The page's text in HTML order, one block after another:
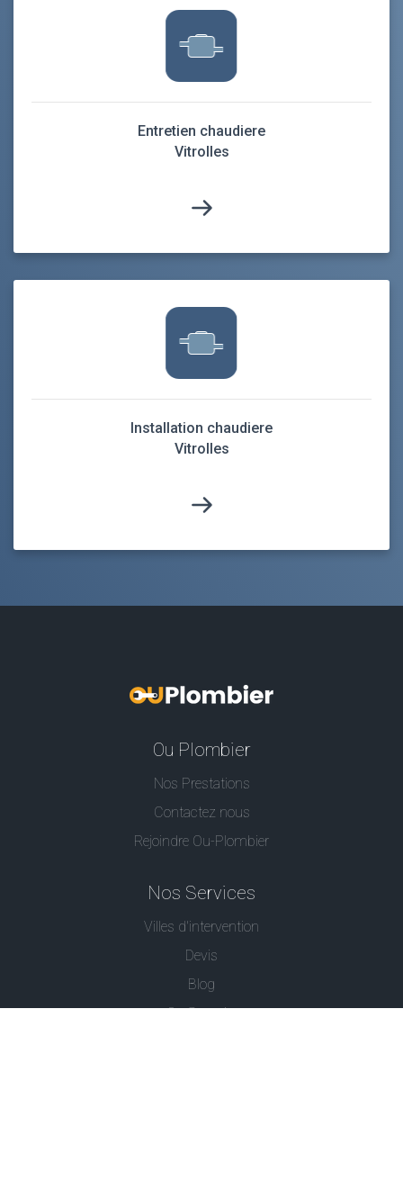
Entretien chaudiere
Vitrolles
Installation chaudiere
Vitrolles
Ou Plombier
Nos Prestations
Contactez nous
Rejoindre Ou-Plombier
Nos Services
Villes d'intervention
Devis
Blog
Ou Serrurier